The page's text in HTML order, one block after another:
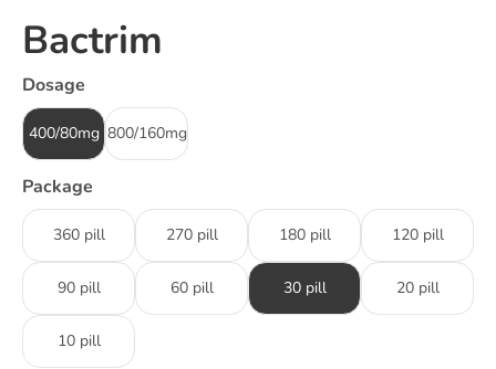
Bactrim
Dosage
400/80mg 800/160mg
Package
360 pill 270 pill 180 pill 120 pill
90 pill 60 pill 30 pill 20 pill
10 pill